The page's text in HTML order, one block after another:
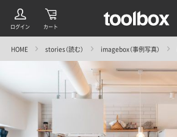
HOME stories（読む） imagebox（事例写真）